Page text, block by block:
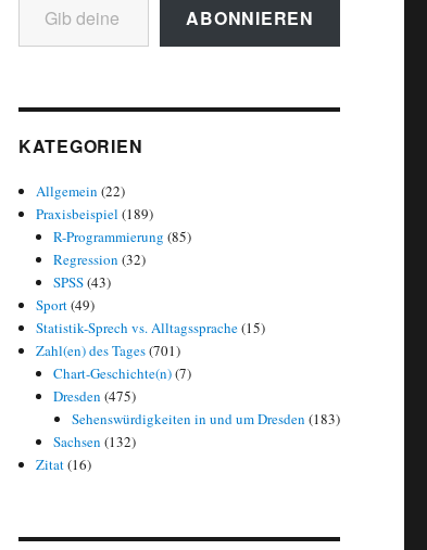
ABONNIEREN
KATEGORIEN
Allgemein (22)
Praxisbeispiel (189)
R-Programmierung (85)
Regression (32)
SPSS(43)
Sport(49)
Statistik-Sprech vs. Alltagssprache(15)
Zahl(en) des Tages(701)
Chart-Geschichte(n)(7)
Dresden (475)
Sehenswürdigkeiten in und um Dresden (183)
Sachsen (132)
Zitat(16)